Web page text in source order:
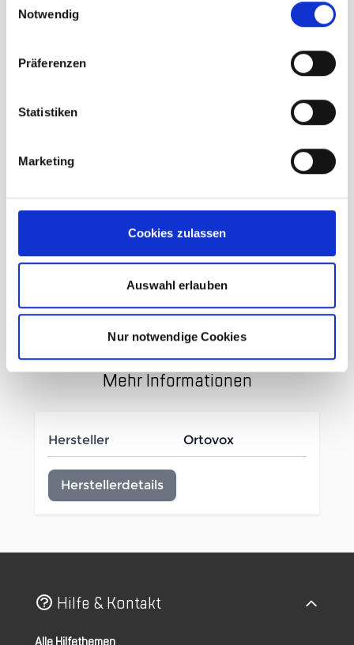
Notwendig
Präferenzen
Statistiken
Marketing
Cookies zulassen
Auswahl erlauben
Nur notwendige Cookies
Beschreibung /
Ortovox Fleece Rib Jacket
Schützender Kragen
Regular Fit
HAUPTMATERIAL 1: 66 % Polyester
8 % Elasthan + 5 % Polyamid (recycelt)
HAUPTMATERIAL 2: 74 % Polyamid + 15 %
Wolle (OWP-MERINO) + 11 % Elasthan
Recycled polyamide
Mehr Informationen
Hersteller Ortovox
Herstellerdetails
Hilfe & Kontakt